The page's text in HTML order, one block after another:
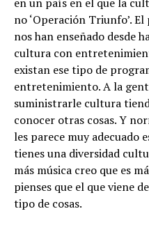
no ‘Operación Triunfo’.
nos han enseñado desde
cultura con
existan ese tipo de
entretenimiento. A la
suministrarle cultura
conocer otras cosas. Y
les parece muy adecuado
tienes una diversidad
más música creo que es
pienses que el que viene
tipo de cosas.